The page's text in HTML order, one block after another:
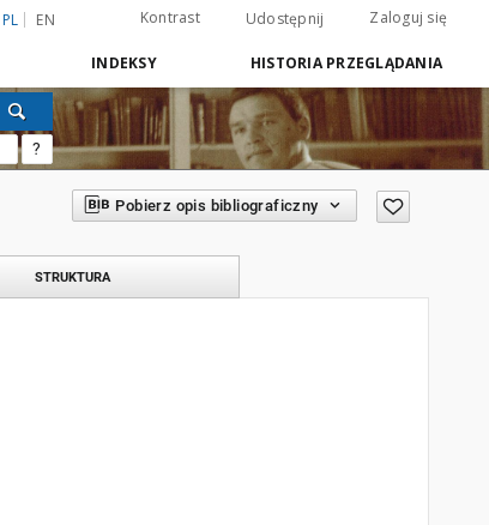
PL EN Kontrast Udostępnij Zaloguj się
INDEKSY HISTORIA PRZEGLĄDANIA
?
Pobierz opis bibliograficzny
STRUKTURA